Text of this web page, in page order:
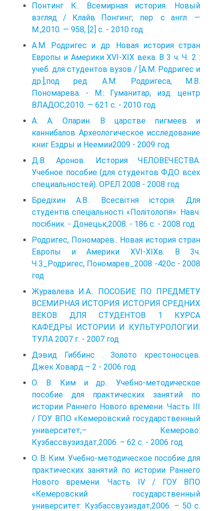
Понтинг К.. Всемирная история. Новый
взгляд / Клайв Понгинг; пер. с англ. —
M.,2010. — 958, [2] с. - 2010 год
A.M. Родригес и др. Новая история стран
Европы и Америки XVI-XIX века. В 3 ч. Ч. 2 :
учеб. для студентов вузов / [A.M. Родригес и
др.];под ред. A.M. Родригеса, М.В.
Пономарева. - М.: Гуманитар, изд. центр
ВЛАДОС,2010. — 621 с. - 2010 год
А. А. Опарин. В царстве пигмеев и
каннибалов Археологическое исследование
книг Ездры и Неемии2009 - 2009 год
Д.В. Аронов. История ЧЕЛОВЕЧЕСТВА.
Учебное пособие (для студентов ФДО всех
специальностей). ОРЕЛ 2008 - 2008 год
Бредіхин А.В.. Всесвітня історія. Для
студентів спеціальності «Політологія»: Навч.
посібник. - Донецьк,2008. - 186 с. - 2008 год
Родригес, Пономарев.. Новая история стран
Европы и Америки XVI-XIXв. В 3ч.
Ч.3_Родригес, Пономарев_2008 -420с - 2008
год
Журавлева И.А.. ПОСОБИЕ ПО ПРЕДМЕТУ
ВСЕМИРНАЯ ИСТОРИЯ ИСТОРИЯ СРЕДНИХ
ВЕКОВ ДЛЯ СТУДЕНТОВ 1 КУРСА
КАФЕДРЫ ИСТОРИИ И КУЛЬТУРОЛОГИИ.
ТУЛА 2007 г. - 2007 год
Дэвид Гиббинс . Золото крестоносцев.
Джек Ховард – 2 - 2006 год
О. В. Ким и др.. Учебно-методическое
пособие для практических занятий по
истории Раннего Нового времени. Часть III
/ ГОУ ВПО «Кемеровский государственный
университет;– Кемерово:
Кузбассвузиздат,2006. – 62 с. - 2006 год
О. В. Ким. Учебно-методическое пособие для
практических занятий по истории Раннего
Нового времени. Часть IV / ГОУ ВПО
«Кемеровский государственный
университет: Кузбассвузиздат,2006. – 50 с.